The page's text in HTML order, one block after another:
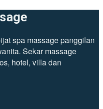
spa massage panggilan
Sekar massage
hotel, villa dan